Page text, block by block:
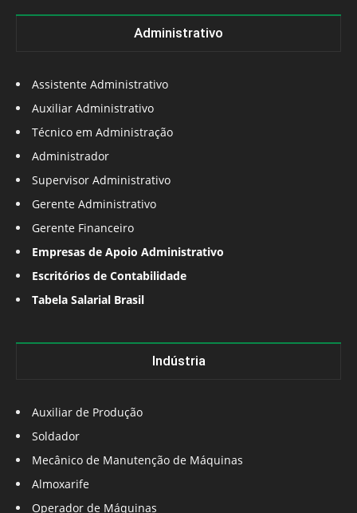
Administrativo
Assistente Administrativo
Auxiliar Administrativo
Técnico em Administração
Administrador
Supervisor Administrativo
Gerente Administrativo
Gerente Financeiro
Empresas de Apoio Administrativo
Escritórios de Contabilidade
Tabela Salarial Brasil
Indústria
Auxiliar de Produção
Soldador
Mecânico de Manutenção de Máquinas
Almoxarife
Operador de Máquinas